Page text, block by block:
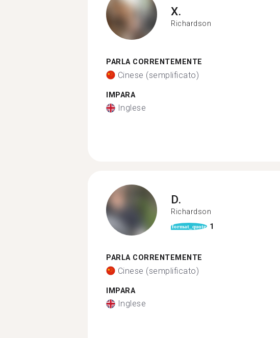
X.
Richardson
PARLA CORRENTEMENTE
Cinese (semplificato)
IMPARA
Inglese
D.
Richardson
format_quote 1
PARLA CORRENTEMENTE
Cinese (semplificato)
IMPARA
Inglese